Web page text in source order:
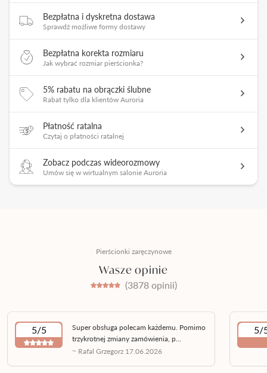
Bezpłatna i dyskretna dostawa
Sprawdź możliwe formy dostawy
Bezpłatna korekta rozmiaru
Jak wybrać rozmiar pierścionka?
5% rabatu na obrączki ślubne
Rabat tylko dla klientów Auroria
Płatność ratalna
Czytaj o płatności ratalnej
Zobacz podczas wideorozmowy
Umów się w wirtualnym salonie Auroria
Pierścionki zaręczynowe
Wasze opinie
(3878 opinii)
5/5
Super obsługa polecam każdemu. Pomimo
trzykrotnej zmiany zamówienia, p...
~ Rafal Grzegorz 17.06.2026
5/